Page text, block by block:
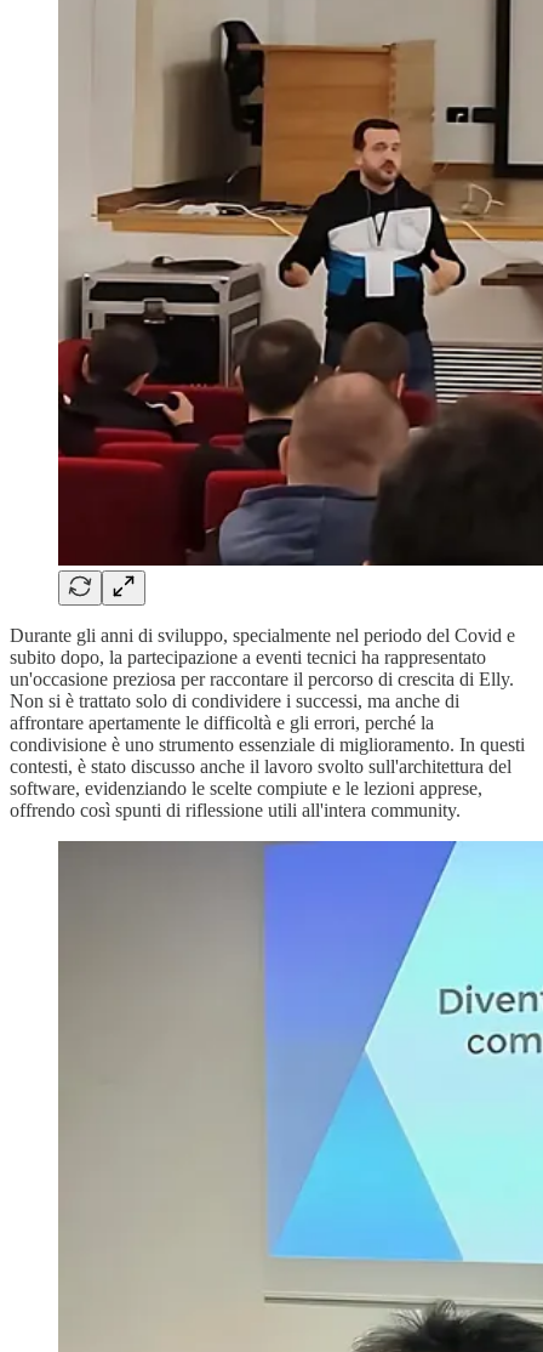
Durante gli anni di sviluppo, specialmente nel periodo del Covid e
subito dopo, la partecipazione a eventi tecnici ha rappresentato
un'occasione preziosa per raccontare il percorso di crescita di Elly.
Non si è trattato solo di condividere i successi, ma anche di
affrontare apertamente le difficoltà e gli errori, perché la
condivisione è uno strumento essenziale di miglioramento. In questi
contesti, è stato discusso anche il lavoro svolto sull'architettura del
software, evidenziando le scelte compiute e le lezioni apprese,
offrendo così spunti di riflessione utili all'intera community.